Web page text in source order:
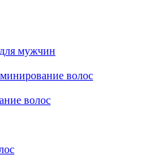
мужчин
волос
волос